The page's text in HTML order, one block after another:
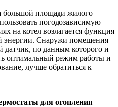
большой площади жилого
погодозависимую
на котел возлагается функция
энергии. Снаружи помещения
датчик, по данным которого и
оптимальный режим работы и
лучше обратиться к
для отопления